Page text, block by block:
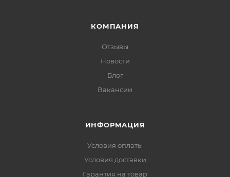
КОМПАНИЯ
Отзывы
Новости
Блог
Вакансии
ИНФОРМАЦИЯ
Условия оплаты
Условия доставки
Гарантия на товар